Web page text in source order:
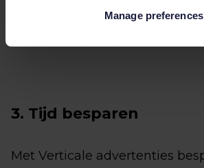
Manage preferences
aan het vergelijken zijn. Door
3. Tijd besparen
Met Verticale advertenties